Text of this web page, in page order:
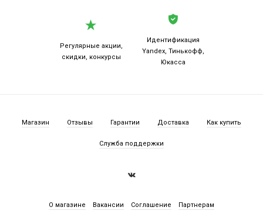
Регулярные акции,
скидки, конкурсы
Идентификация
Yandex, Тинькофф,
Юкасса
Магазин Отзывы Гарантии Доставка Как купить
Служба поддержки
О магазине Вакансии Соглашение Партнерам